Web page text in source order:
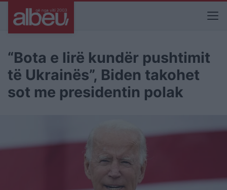
“Bota e lirë kundër pushtimit
të Ukrainës”, Biden takohet
sot me presidentin polak